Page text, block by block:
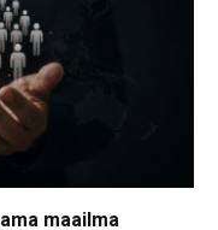
maailma